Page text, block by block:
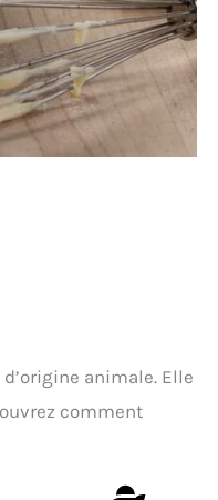
animale. Elle
comment